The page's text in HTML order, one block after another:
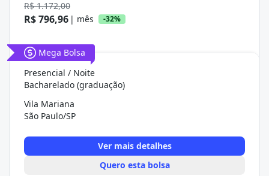
R$ 1.172,00
R$ 796,96 | mês -32%
Mega Bolsa
Presencial / Noite
Bacharelado (graduação)
Vila Mariana
São Paulo/SP
Ver mais detalhes
Quero esta bolsa